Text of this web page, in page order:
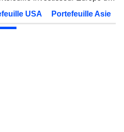
USA Portefeuille Asie